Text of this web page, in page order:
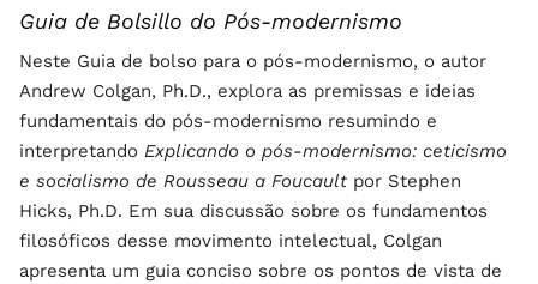
Guia de Bolsillo do Pós-modernismo
Neste Guia de bolso para o pós-modernismo, o autor
Andrew Colgan, Ph.D., explora as premissas e ideias
fundamentais do pós-modernismo resumindo e
interpretando Explicando o pós-modernismo: ceticismo
e socialismo de Rousseau a Foucault por Stephen
Hicks, Ph.D. Em sua discussão sobre os fundamentos
filosóficos desse movimento intelectual, Colgan
apresenta um guia conciso sobre os pontos de vista de